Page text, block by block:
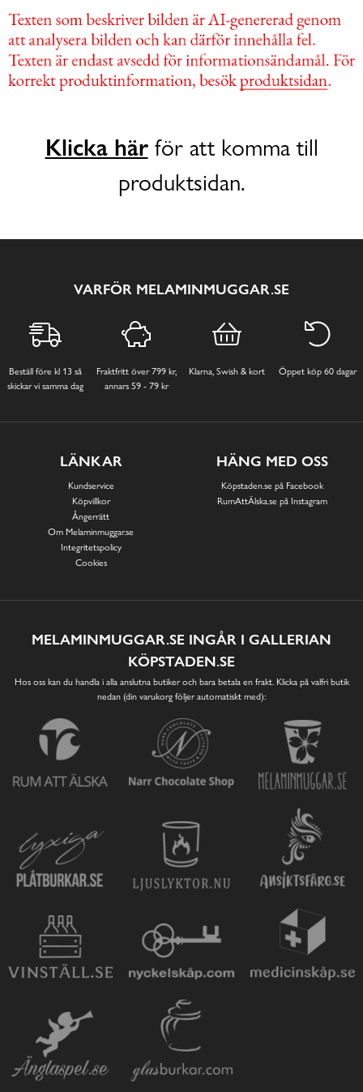
Klicka härför att komma till
produktsidan.
VARFÖR MELAMINMUGGAR.SE
Beställ före kl 13 så
skickar vi samma dag
Fraktfritt över 799 kr,
annars 59 - 79 kr
Klarna, Swish & kort Öppet köp 60 dagar
LÄNKAR
Kundservice
Köpvillkor
Ångerrätt
Om Melaminmuggar.se
Integritetspolicy
Cookies
HÄNG MED OSS
Köpstaden.se på Facebook
RumAttÄlska.se på Instagram
MELAMINMUGGAR.SE INGÅR I GALLERIAN
KÖPSTADEN.SE
Hos oss kan du handla i alla anslutna butiker och bara betala en frakt. Klicka på valfri butik
nedan (din varukorg följer automatiskt med):